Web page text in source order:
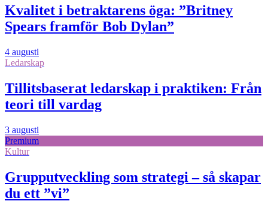
Kvalitet i betraktarens öga: ”Britney
Spears framför Bob Dylan”
4 augusti
Ledarskap
Tillitsbaserat ledarskap i praktiken: Från
teori till vardag
3 augusti
Premium
Kultur
Grupputveckling som strategi – så skapar
du ett ”vi”